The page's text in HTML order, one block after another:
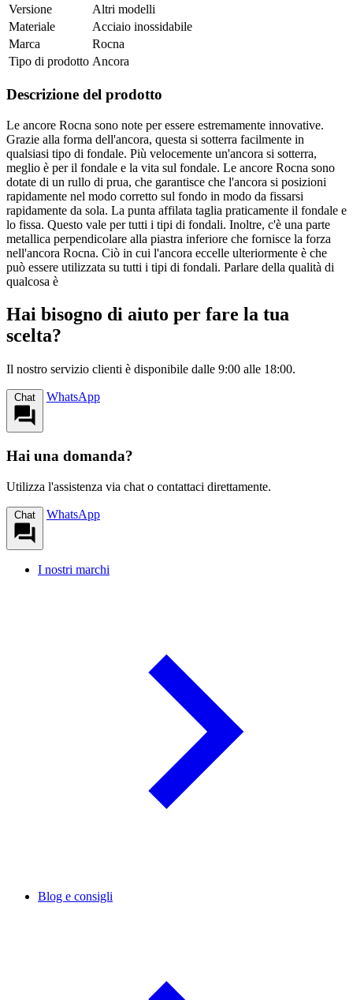
Versione
Altri modelli
Materiale
Acciaio inossidabile
Marca
Rocna
Tipo di prodotto Ancora
Descrizione del prodotto
Le ancore Rocna sono note per essere estremamente innovative.
Grazie alla forma dell'ancora, questa si sotterra facilmente in
qualsiasi tipo di fondale. Più velocemente un'ancora si sotterra,
meglio è per il fondale e la vita sul fondale. Le ancore Rocna sono
dotate di un rullo di prua, che garantisce che l'ancora si posizioni
rapidamente nel modo corretto sul fondo in modo da fissarsi
rapidamente da sola. La punta affilata taglia praticamente il fondale e
lo fissa. Questo vale per tutti i tipi di fondali. Inoltre, c'è una parte
metallica perpendicolare alla piastra inferiore che fornisce la forza
nell'ancora Rocna. Ciò in cui l'ancora eccelle ulteriormente è che
può essere utilizzata su tutti i tipi di fondali. Parlare della qualità di
qualcosa è
Hai bisogno di aiuto per fare la tua
scelta?
Il nostro servizio clienti è disponibile dalle 9:00 alle 18:00.
Chat WhatsApp
Hai una domanda?
Utilizza l'assistenza via chat o contattaci direttamente.
Chat WhatsApp
I nostri marchi
Blog e consigli